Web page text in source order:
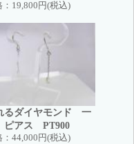
19,800円(税込)
るダイヤモンド 一
アス PT900
44,000円(税込)